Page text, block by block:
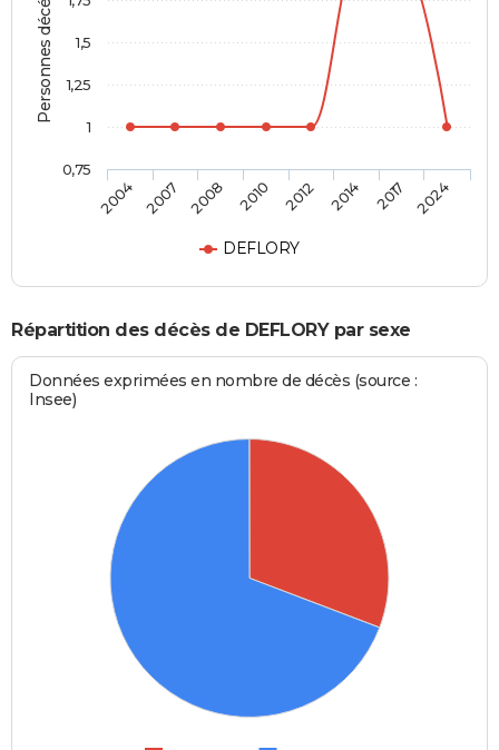
Personnes décédées
DEFLORY
2004 2007 2008 2010 2012 2014 2017 2024
0,75
1
1,25
1,5
Répartition des décès de DEFLORY par sexe
Données exprimées en nombre de décès (source :
Insee)